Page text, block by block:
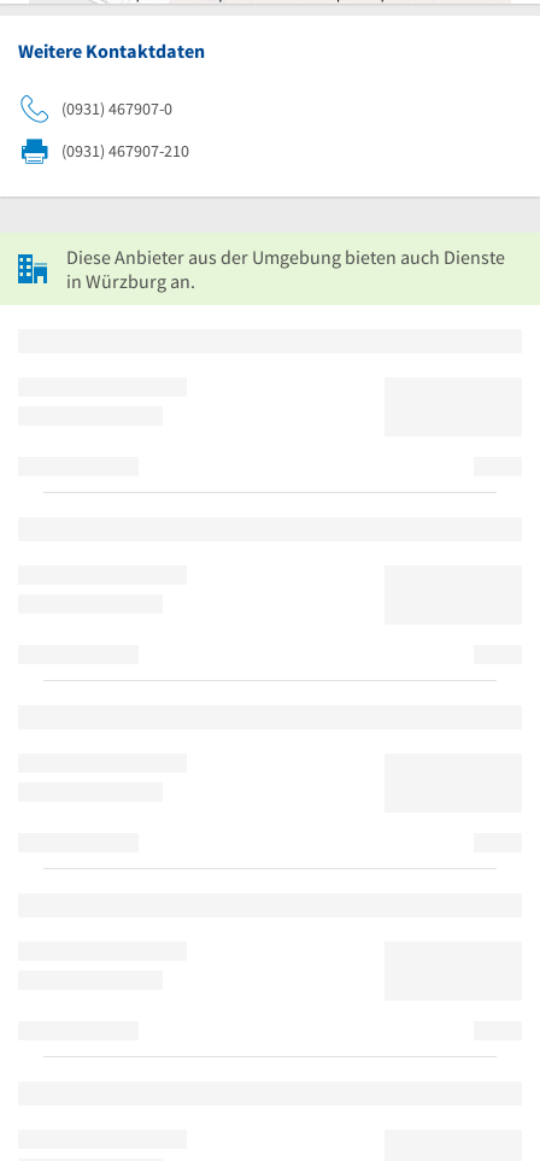
Weitere Kontaktdaten
(0931) 467907-0
(0931) 467907-210
Diese Anbieter aus der Umgebung bieten auch Dienste
in Würzburg an.